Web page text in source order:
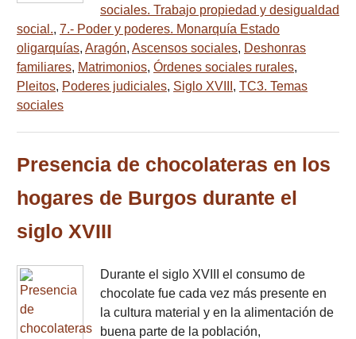
sociales. Trabajo propiedad y desigualdad
social., 7.- Poder y poderes. Monarquía Estado
oligarquías, Aragón, Ascensos sociales, Deshonras
familiares, Matrimonios, Órdenes sociales rurales,
Pleitos, Poderes judiciales, Siglo XVIII , TC3. Temas
sociales
Presencia de chocolateras en los
hogares de Burgos durante el
siglo XVIII
Durante el siglo XVIII el consumo de
chocolate fue cada vez más presente en
la cultura material y en la alimentación de
buena parte de la población,